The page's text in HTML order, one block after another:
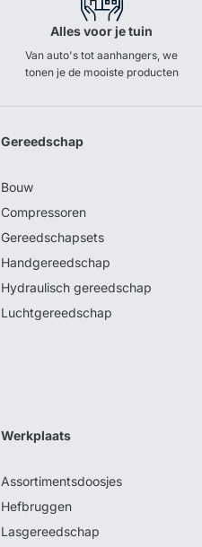
Alles voor je tuin
Van auto's tot aanhangers, we
tonen je de mooiste producten
Gereedschap
Bouw
Compressoren
Gereedschapsets
Handgereedschap
Hydraulisch gereedschap
Luchtgereedschap
Werkplaats
Assortimentsdoosjes
Hefbruggen
Lasgereedschap